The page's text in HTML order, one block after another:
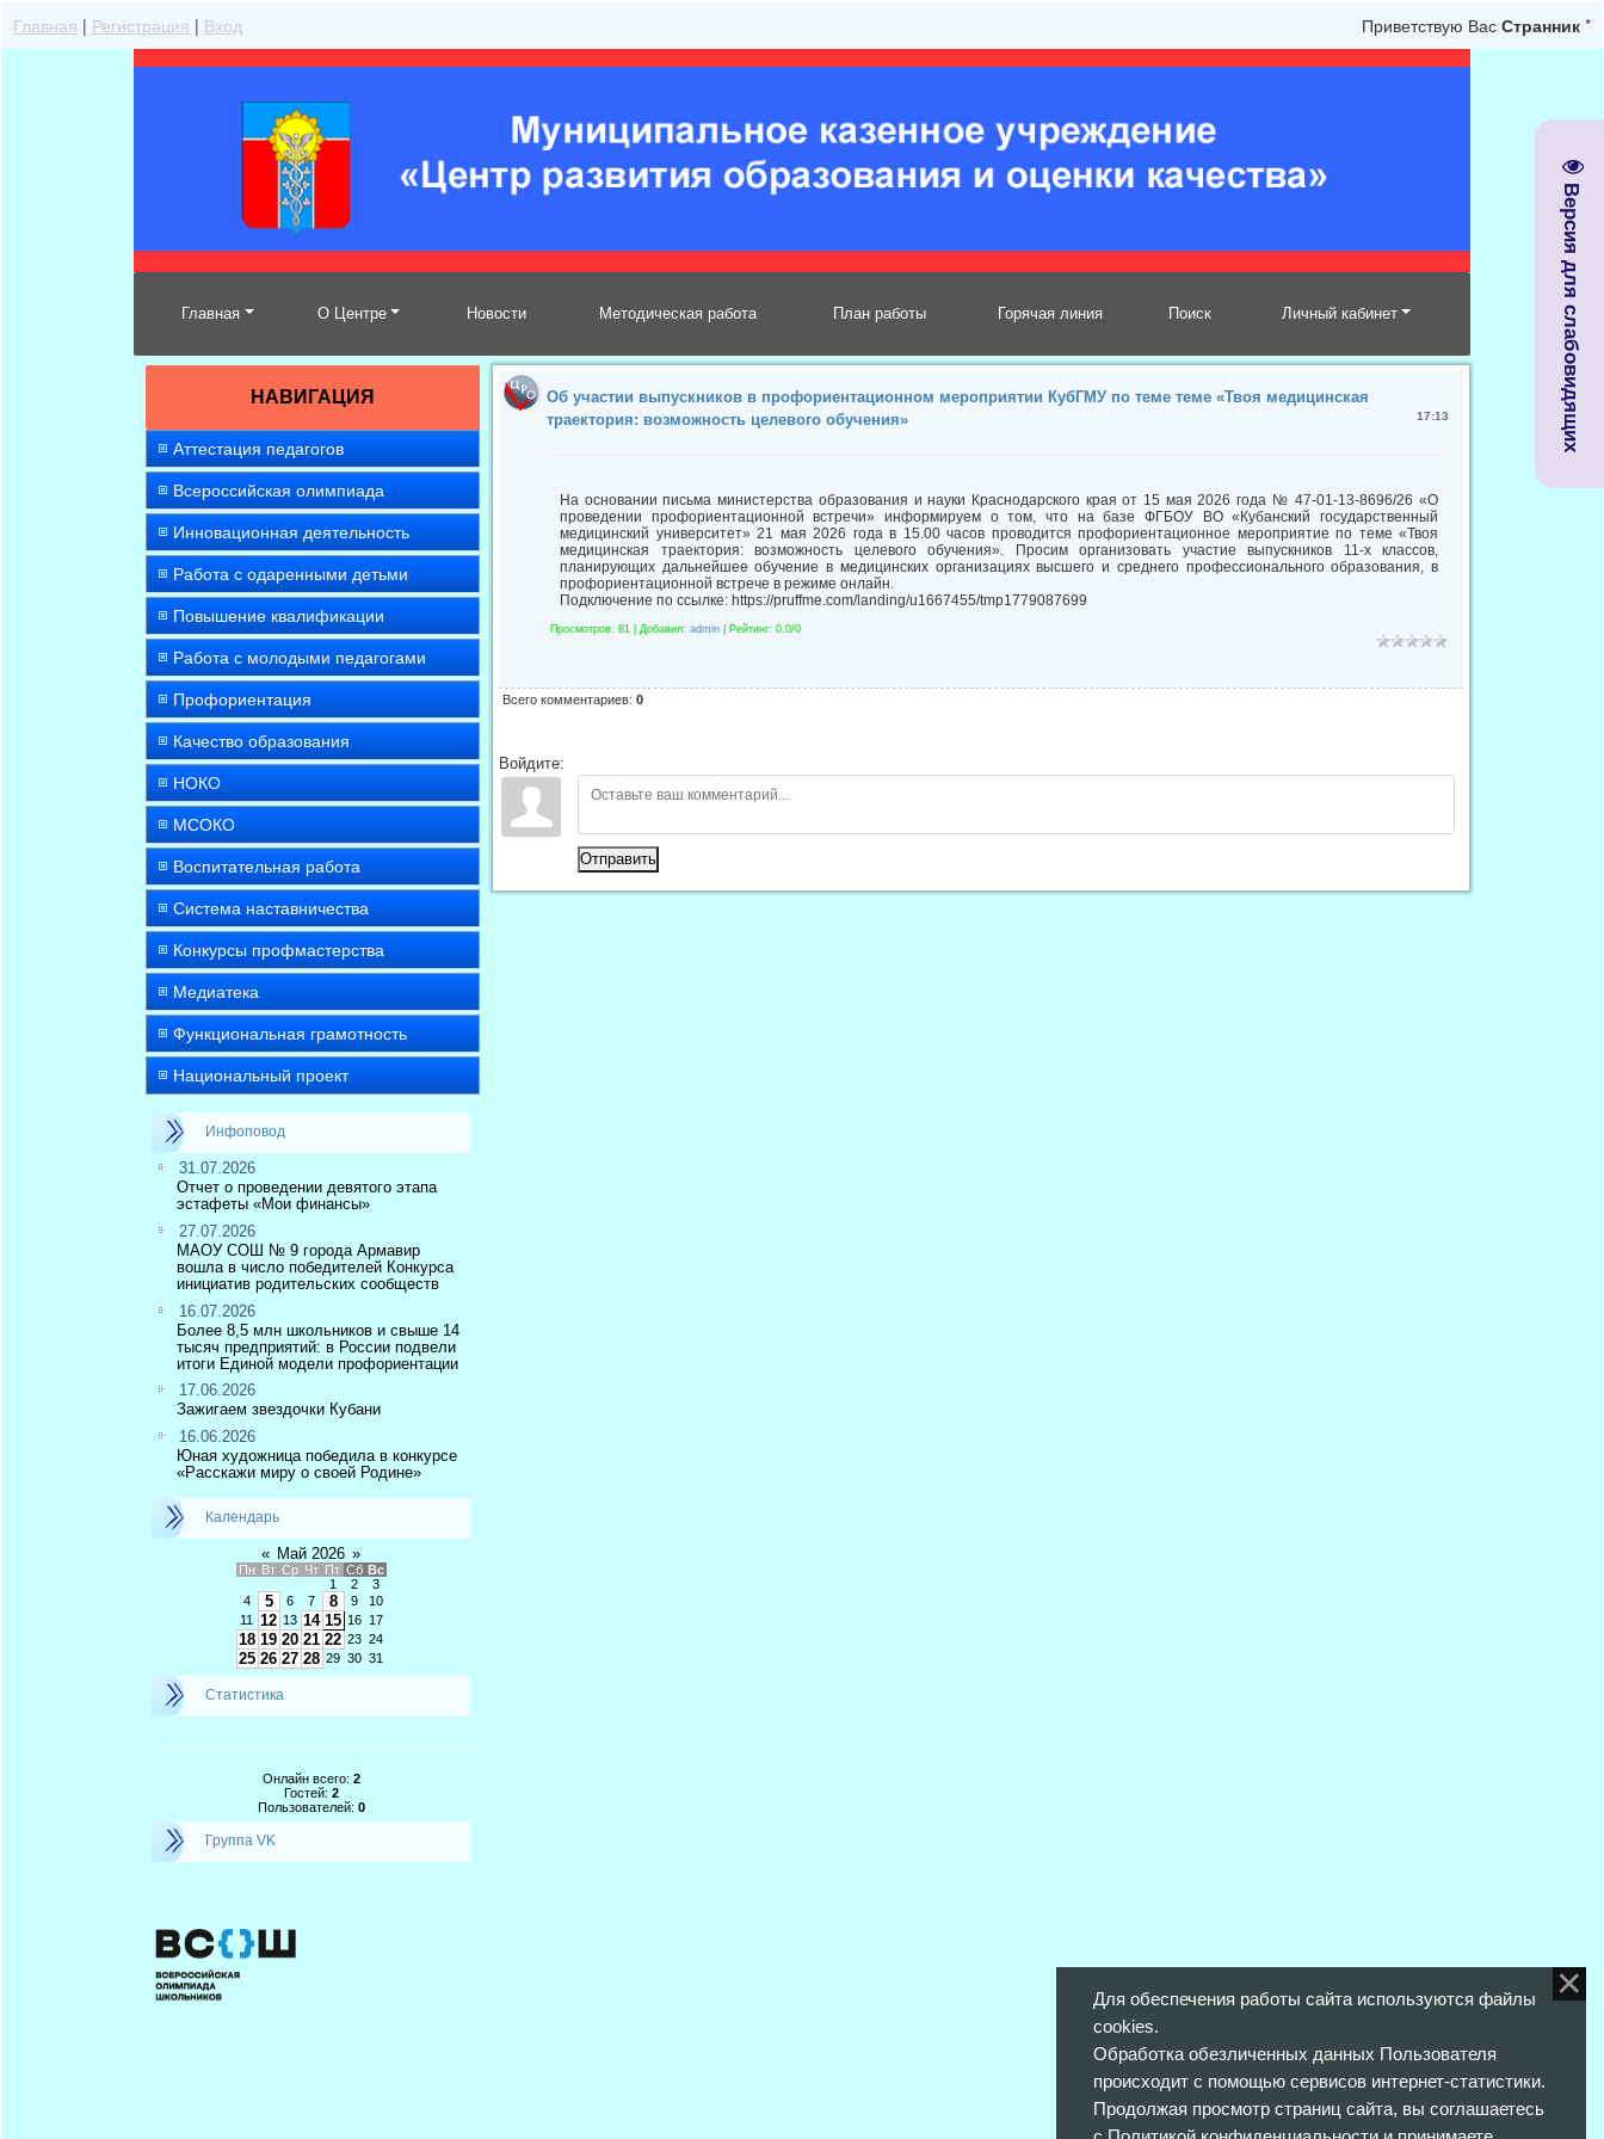
Версия для слабовидящих
Главная | Регистрация | Вход Приветствую Вас Странник *
Главная О Центре Новости Методическая работа План работы Горячая линия Поиск Личный кабинет
НАВИГАЦИЯ
Аттестация педагогов
Всероссийская олимпиада
Инновационная деятельность
Работа с одаренными детьми
Повышение квалификации
Работа с молодыми педагогами
Профориентация
Качество образования
НОКО
МСОКО
Воспитательная работа
Система наставничества
Конкурсы профмастерства
Медиатека
Функциональная грамотность
Национальный проект
Инфоповод
31.07.2026
Отчет о проведении девятого этапа
эстафеты «Мои финансы»
27.07.2026
МАОУ СОШ № 9 города Армавир
вошла в число победителей Конкурса
инициатив родительских сообществ
16.07.2026
Более 8,5 млн школьников и свыше 14
тысяч предприятий: в России подвели
итоги Единой модели профориентации
17.06.2026
Зажигаем звездочки Кубани
16.06.2026
Юная художница победила в конкурсе
«Расскажи миру о своей Родине»
Календарь
« Май 2026 »
Пн Вт Ср Чт Пт Сб Вс
1
2
3
4
5 6 7 8 9
10
11
12 13 14 15 16 17
18 19 20 21 22 23 24
25 26 27 28 29 30 31
Статистика
Онлайн всего: 2
Гостей: 2
Пользователей: 0
Группа VK
Об участии выпускников в профориентационном мероприятии КубГМУ по теме теме «Твоя медицинская
траектория: возможность целевого обучения»
17:13
На основании письма министерства образования и науки Краснодарского края от 15 мая 2026 года № 47-01-13-8696/26 «О
проведении профориентационной встречи» информируем о том, что на базе ФГБОУ ВО «Кубанский государственный
медицинский университет» 21 мая 2026 года в 15.00 часов проводится профориентационное мероприятие по теме «Твоя
медицинская траектория: возможность целевого обучения». Просим организовать участие выпускников 11-х классов,
планирующих дальнейшее обучение в медицинских организациях высшего и среднего профессионального образования, в
профориентационной встрече в режиме онлайн.
Подключение по ссылке: https://pruffme.com/landing/u1667455/tmp1779087699
Просмотров: 81 | Добавил: admin Рейтинг: 0.0/0
Всего комментариев: 0
Войдите:
Отправить
Для обеспечения работы сайта используются файлы
cookies.
Обработка обезличенных данных Пользователя
происходит с помощью сервисов интернет-статистики.
Продолжая просмотр страниц сайта, вы соглашаетесь